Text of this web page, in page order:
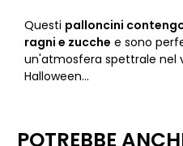
Questi palloncini
ragni e zucche e sono
un'atmosfera spettrale nel
Halloween...
POTREBBE